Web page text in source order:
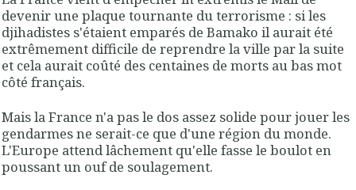
devenir une plaque tournante du terrorisme : si les
djihadistes s'étaient emparés de Bamako il aurait été
extrêmement difficile de reprendre la ville par la suite
et cela aurait coûté des centaines de morts au bas mot
côté français.
Mais la France n'a pas le dos assez solide pour jouer les
gendarmes ne serait-ce que d'une région du monde.
L'Europe attend lâchement qu'elle fasse le boulot en
poussant un ouf de soulagement.